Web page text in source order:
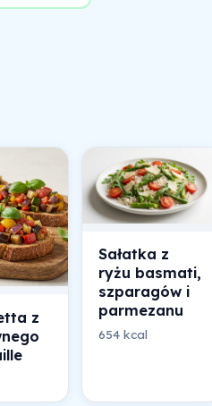
z
Sałatka z
ryżu basmati,
szparagów i
parmezanu
654 kcal